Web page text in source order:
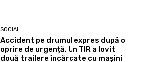
SOCIAL
Accident pe drumul expres după o
oprire de urgență. Un TIR a lovit
două trailere încărcate cu mașini